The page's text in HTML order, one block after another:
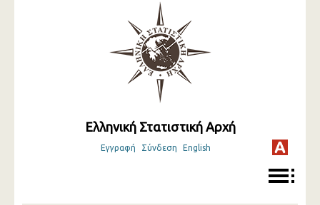
Ελληνική Στατιστική Αρχή
Εγγραφή Σύνδεση English